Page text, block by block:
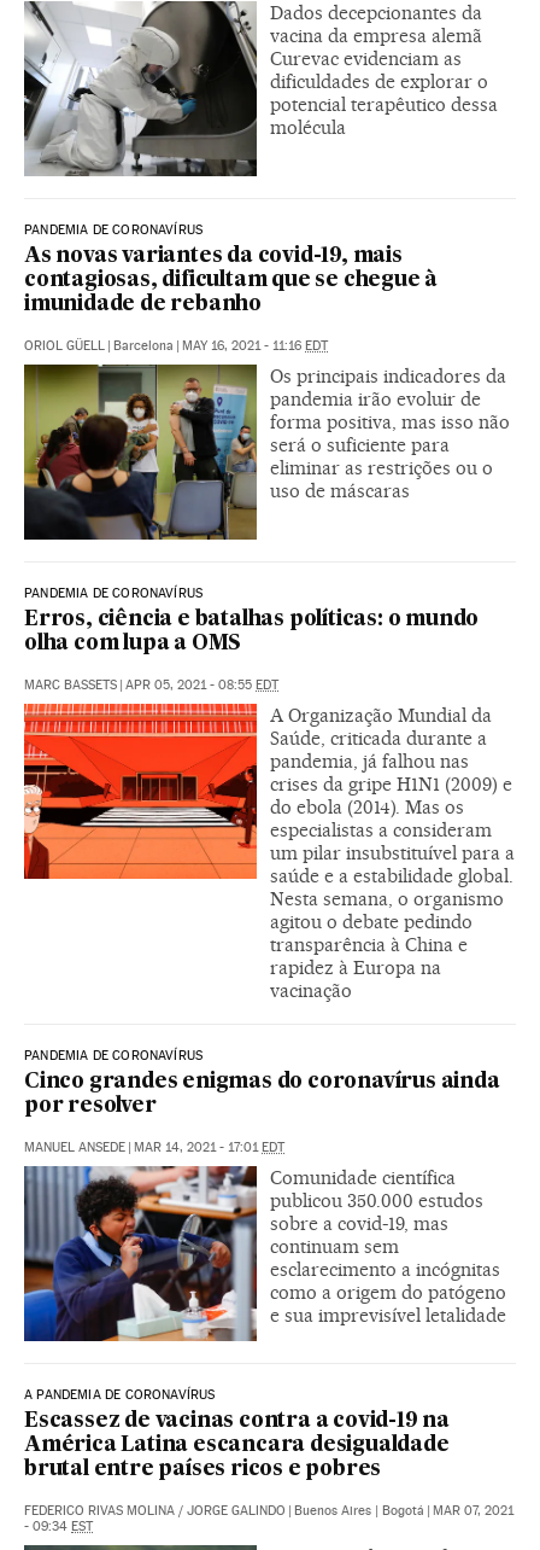
Dados decepcionantes da
vacina da empresa alemã
Curevac evidenciam as
dificuldades de explorar o
potencial terapêutico dessa
molécula
PANDEMIA DE CORONAVÍRUS
As novas variantes da covid-19, mais
contagiosas, dificultam que se chegue à
imunidade de rebanho
ORIOL GÜELL Barcelona MAY 16, 2021 - 11:16 EDT
Os principais indicadores da
pandemia irão evoluir de
forma positiva, mas isso não
será o suficiente para
eliminar as restrições ou o
uso de máscaras
PANDEMIA DE CORONAVÍRUS
Erros, ciência e batalhas políticas: o mundo
olha com lupa a OMS
MARC BASSETS APR 05, 2021 - 08:55 EDT
A Organização Mundial da
Saúde, criticada durante a
pandemia, já falhou nas
crises da gripe H1N1 (2009) e
do ebola (2014). Mas os
especialistas a consideram
um pilar insubstituível para a
saúde e a estabilidade global.
Nesta semana, o organismo
agitou o debate pedindo
transparência à China e
rapidez à Europa na
vacinação
PANDEMIA DE CORONAVÍRUS
Cinco grandes enigmas do coronavírus ainda
por resolver
MANUEL ANSEDE MAR 14, 2021 - 17:01 EDT
Comunidade científica
publicou 350.000 estudos
sobre a covid-19, mas
continuam sem
esclarecimento a incógnitas
como a origem do patógeno
e sua imprevisível letalidade
A PANDEMIA DE CORONAVÍRUS
Escassez de vacinas contra a covid-19 na
América Latina escancara desigualdade
brutal entre países ricos e pobres
FEDERICO RIVAS MOLINA / JORGE GALINDO | Buenos Aires | Bogotá | MAR 07, 2021
- 09:34 EST